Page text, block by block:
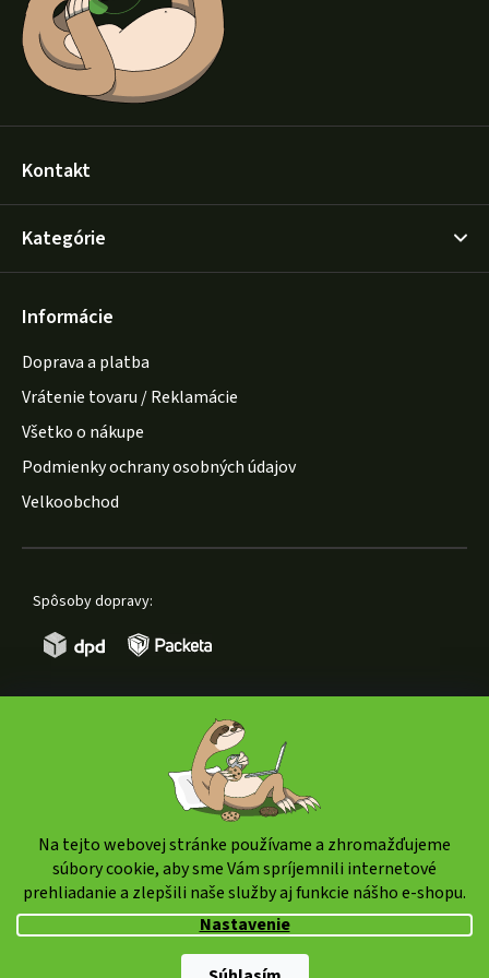
Na tejto webovej stránke používame a zhromažďujeme
súbory cookie, aby sme Vám spríjemnili internetové
prehliadanie a zlepšili naše služby aj funkcie nášho e-shopu.
Nastavenie
Kontakt
Kategórie
Informácie
Doprava a platba
Vrátenie tovaru / Reklamácie
Všetko o nákupe
Podmienky ochrany osobných údajov
Velkoobchod
Spôsoby dopravy:
Copyright 2026weedshop.sk. Všetky práva vyhradené.
Upraviť nastavenie cookies